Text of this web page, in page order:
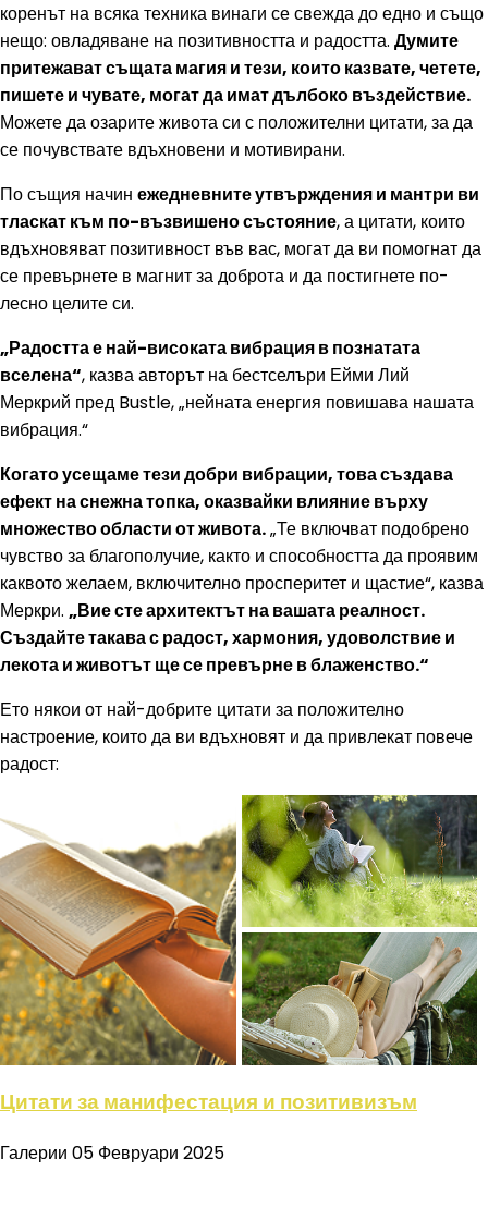
коренът на всяка техника винаги се свежда до едно и също
нещо: овладяване на позитивността и радостта. Думите
притежават същата магия и тези, които казвате, четете,
пишете и чувате, могат да имат дълбоко въздействие.
Можете да озарите живота си с положителни цитати, за да
се почувствате вдъхновени и мотивирани.
По същия начин ежедневните утвърждения и мантри ви
тласкат към по-възвишено състояние, а цитати, които
вдъхновяват позитивност във вас, могат да ви помогнат да
се превърнете в магнит за доброта и да постигнете по-
лесно целите си.
„Радостта е най-високата вибрация в познатата
вселена“, казва авторът на бестселъри Ейми Лий
Меркрий пред Bustle, „нейната енергия повишава нашата
вибрация.“
Когато усещаме тези добри вибрации, това създава
ефект на снежна топка, оказвайки влияние върху
множество области от живота.„Те включват подобрено
чувство за благополучие, както и способността да проявим
каквото желаем, включително просперитет и щастие“, казва
Меркри. „Вие сте архитектът на вашата реалност.
Създайте такава с радост, хармония, удоволствие и
лекота и животът ще се превърне в блаженство.“
Ето някои от най-добрите цитати за положително
настроение, които да ви вдъхновят и да привлекат повече
радост:
Цитати за манифестация и позитивизъм
Галерии 05 Февруари 2025